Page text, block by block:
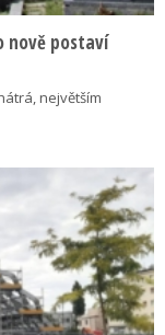
nově postaví
největším